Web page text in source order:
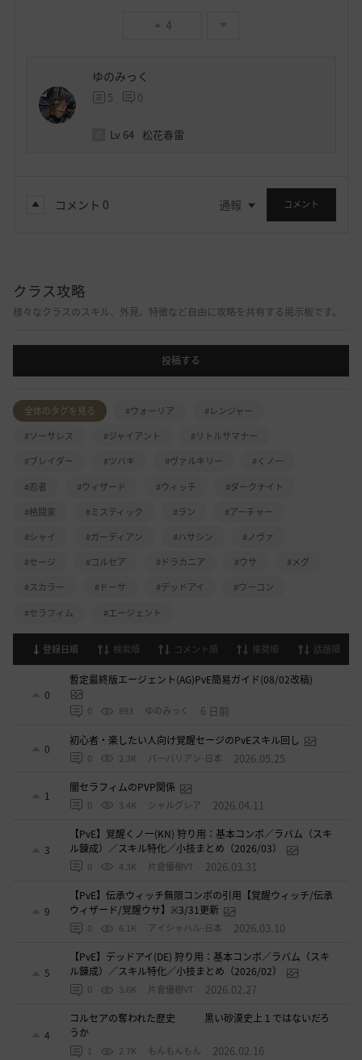
4
ゆのみっく
5 0
Lv 64 松花春雷
コメント 0 通報 コメント
クラス攻略
様々なクラスのスキル、外見、特徴など自由に攻略を共有する掲示板です。
投稿する
全体のタグを見る #ウォーリア
#レンジャー
#ソーサレス
#ジャイアント
#リトルサマナー
#ブレイダー
#ツバキ #ヴァルキリー
#くノ一
#忍者
#ウィザード #ウィッチ
#ダークナイト
#格闘家
#ミスティック #ラン
#アーチャー
#シャイ
#ガーディアン #ハサシン
#ノヴァ
#セージ
#コルセア #ドラカニア #ウサ
#メグ
#スカラー
#ドーサ #デッドアイ
#ウーコン
#セラフィム
#エージェント
登録日順 検索順 コメント順 推奨順 話題順
0
暫定最終版エージェント(AG)PvE簡易ガイド(08/02改稿)
0 893 ゆのみっく 6 日前
0
初心者・楽したい人向け覚醒セージのPvEスキル回し
0 2.3K バ一バリアン-日本 2026.05.25
1
闇セラフィムのPVP関係
0 3.4K シャルグレア 2026.04.11
3
【PvE】覚醒くノ一(KN) 狩り用：基本コンボ／ラバム（スキ
ル錬成）／スキル特化／小技まとめ（2026/03）
0 4.3K 片倉優樹VT 2026.03.31
9
【PvE】伝承ウィッチ無限コンボの引用【覚醒ウィッチ/伝承
ウィザード/覚醒ウサ】※3/31更新
0 6.1K アイシャハル-日本 2026.03.10
5
【PvE】デッドアイ(DE) 狩り用：基本コンボ／ラバム（スキ
ル錬成）／スキル特化／小技まとめ（2026/02）
0 3.6K 片倉優樹VT 2026.02.27
4
コルセアの奪われた歴史 黒い砂漠史上１ではないだろ
うか
1 2.7K もんもんもん 2026.02.16